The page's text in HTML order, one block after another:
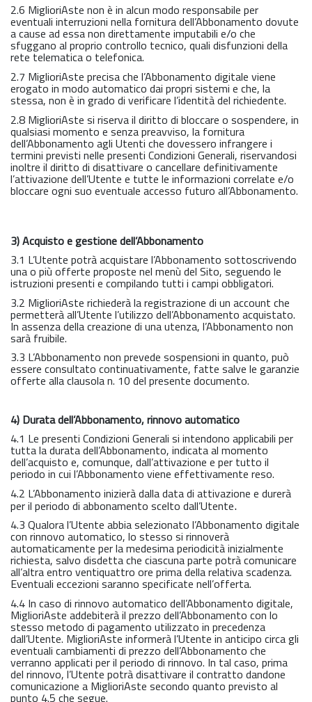
2.6 MiglioriAste non è in alcun modo responsabile per
eventuali interruzioni nella fornitura dell’Abbonamento dovute
a cause ad essa non direttamente imputabili e/o che
sfuggano al proprio controllo tecnico, quali disfunzioni della
rete telematica o telefonica.
2.7 MiglioriAste precisa che l’Abbonamento digitale viene
erogato in modo automatico dai propri sistemi e che, la
stessa, non è in grado di verificare l’identità del richiedente.
2.8 MiglioriAste si riserva il diritto di bloccare o sospendere, in
qualsiasi momento e senza preavviso, la fornitura
dell’Abbonamento agli Utenti che dovessero infrangere i
termini previsti nelle presenti Condizioni Generali, riservandosi
inoltre il diritto di disattivare o cancellare definitivamente
l’attivazione dell’Utente e tutte le informazioni correlate e/o
bloccare ogni suo eventuale accesso futuro all’Abbonamento.
3) Acquisto e gestione dell’Abbonamento
3.1 L’Utente potrà acquistare l’Abbonamento sottoscrivendo
una o più offerte proposte nel menù del Sito, seguendo le
istruzioni presenti e compilando tutti i campi obbligatori.
3.2 MiglioriAste richiederà la registrazione di un account che
permetterà all’Utente l’utilizzo dell’Abbonamento acquistato.
In assenza della creazione di una utenza, l’Abbonamento non
sarà fruibile.
3.3 L’Abbonamento non prevede sospensioni in quanto, può
essere consultato continuativamente, fatte salve le garanzie
offerte alla clausola n. 10 del presente documento.
4) Durata dell’Abbonamento, rinnovo automatico
4.1 Le presenti Condizioni Generali si intendono applicabili per
tutta la durata dell’Abbonamento, indicata al momento
dell’acquisto e, comunque, dall’attivazione e per tutto il
periodo in cui l’Abbonamento viene effettivamente reso.
4.2 L’Abbonamento inizierà dalla data di attivazione e durerà
per il periodo di abbonamento scelto dall’Utente.
4.3 Qualora l’Utente abbia selezionato l’Abbonamento digitale
con rinnovo automatico, lo stesso si rinnoverà
automaticamente per la medesima periodicità inizialmente
richiesta, salvo disdetta che ciascuna parte potrà comunicare
all’altra entro ventiquattro ore prima della relativa scadenza.
Eventuali eccezioni saranno specificate nell’offerta.
4.4 In caso di rinnovo automatico dell’Abbonamento digitale,
MiglioriAste addebiterà il prezzo dell’Abbonamento con lo
stesso metodo di pagamento utilizzato in precedenza
dall’Utente. MiglioriAste informerà l’Utente in anticipo circa gli
eventuali cambiamenti di prezzo dell’Abbonamento che
verranno applicati per il periodo di rinnovo. In tal caso, prima
del rinnovo, l’Utente potrà disattivare il contratto dandone
comunicazione a MiglioriAste secondo quanto previsto al
punto 4.5 che segue.